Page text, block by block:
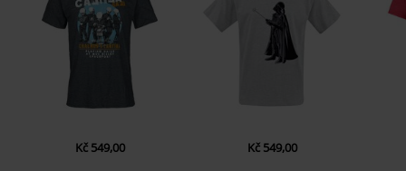
Kč 549,00 Kč 549,00